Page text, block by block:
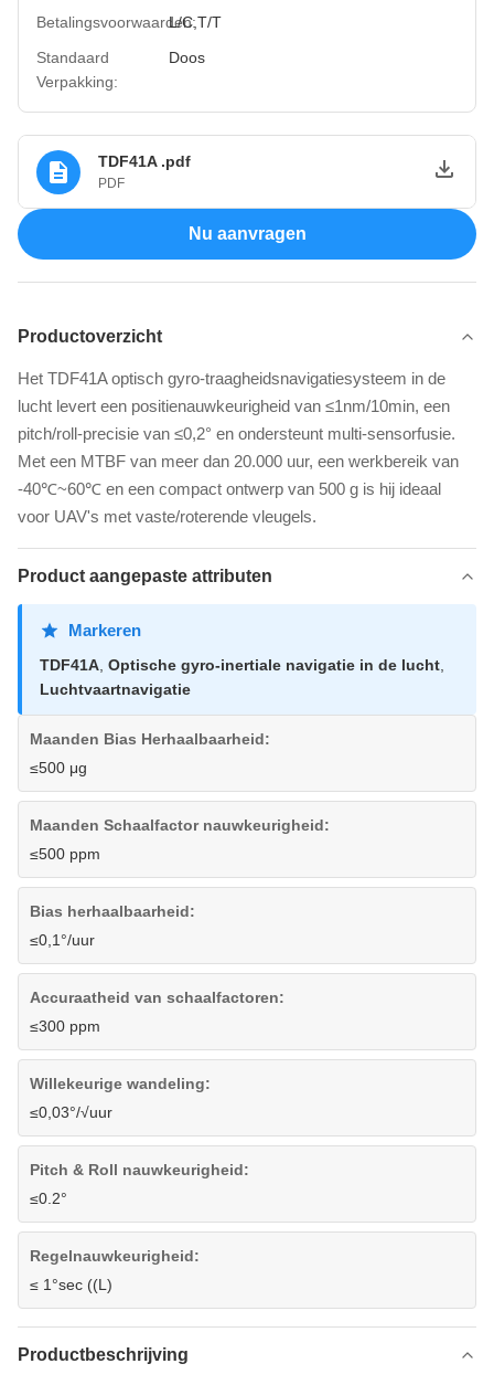
Betalingsvoorwaarden:L/C,T/T
Standaard
Verpakking:
Doos
TDF41A .pdf
PDF
Nu aanvragen
Productoverzicht
Het TDF41A optisch gyro-traagheidsnavigatiesysteem in de
lucht levert een positienauwkeurigheid van ≤1nm/10min, een
pitch/roll-precisie van ≤0,2° en ondersteunt multi-sensorfusie.
Met een MTBF van meer dan 20.000 uur, een werkbereik van
-40℃~60℃ en een compact ontwerp van 500 g is hij ideaal
voor UAV's met vaste/roterende vleugels.
Product aangepaste attributen
Markeren
TDF41A Optische gyro-inertiale navigatie in de lucht
Luchtvaartnavigatie
Maanden Bias Herhaalbaarheid:
≤500 μg
Maanden Schaalfactor nauwkeurigheid:
≤500 ppm
Bias herhaalbaarheid:
≤0,1°/uur
Accuraatheid van schaalfactoren:
≤300 ppm
Willekeurige wandeling:
≤0,03°/√uur
Pitch & Roll nauwkeurigheid:
≤0.2°
Regelnauwkeurigheid:
≤ 1°sec ((L)
Productbeschrijving